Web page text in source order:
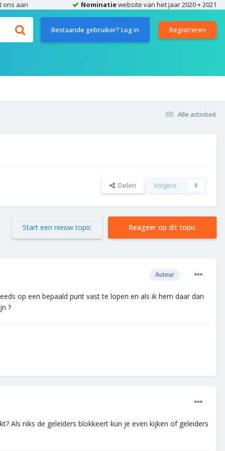
ons aan Nominatiewebsite van het jaar 2020 + 2021
Bestaande gebruiker? Log in Registreren
Alle activiteit
Delen Volgers 0
Reageer op dit topic
Start een nieuw topic
Auteur
op een bepaald punt vast te lopen en als ik hem daar dan
?
Als niks de geleiders blokkeert kun je even kijken of geleiders